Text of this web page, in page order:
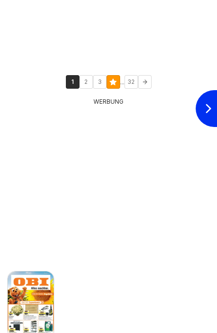
1 2 3 ... 32
WERBUNG